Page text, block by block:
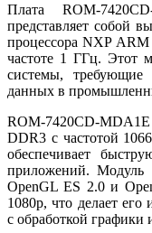
Плата ROM-
представляет собой
процессора NXP
частоте 1 ГГц. Этот
системы, требующие
данных в
ROM-7420CD-
DDR3 с частотой
обеспечивает
приложений. Модуль
OpenGL ES 2.0 и
1080p, что делает
с обработкой графики